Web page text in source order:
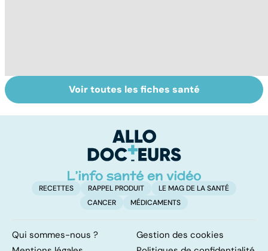
Ados : que faire
en cas de
Automutilation :
des ados en
Voir toutes les fiches santé
RECETTES RAPPEL PRODUIT
LE MAG DE LA SANTÉ
CANCER
MÉDICAMENTS
Qui sommes-nous ?
Gestion des cookies